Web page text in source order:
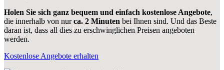
Holen Sie sich ganz bequem und einfach kostenlose Angebote,
die innerhalb von nurca. 2 Minuten bei Ihnen sind. Und das Beste
daran ist, dass all dies zu erschwinglichen Preisen angeboten
werden.
Kostenlose Angebote erhalten